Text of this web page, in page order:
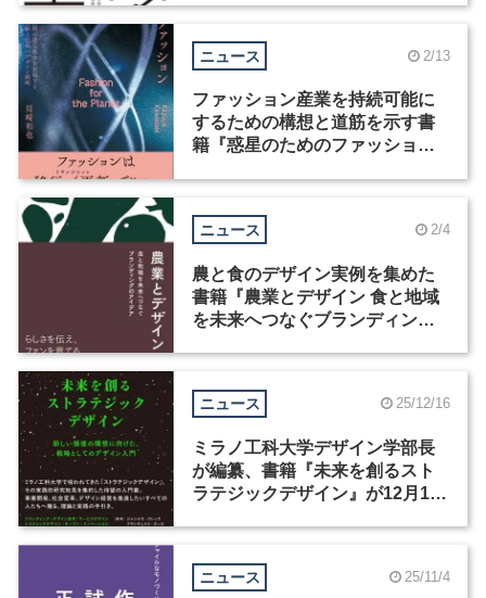
ニュース 2/13
ファッション産業を持続可能に
するための構想と道筋を示す書
籍『惑星のためのファッショ
ニュース 2/4
農と食のデザイン実例を集めた
書籍『農業とデザイン 食と地域
を未来へつなぐブランディング
ニュース 25/12/16
ミラノ工科大学デザイン学部長
が編纂、書籍『未来を創るスト
ラテジックデザイン』が12月17
ニュース 25/11/4